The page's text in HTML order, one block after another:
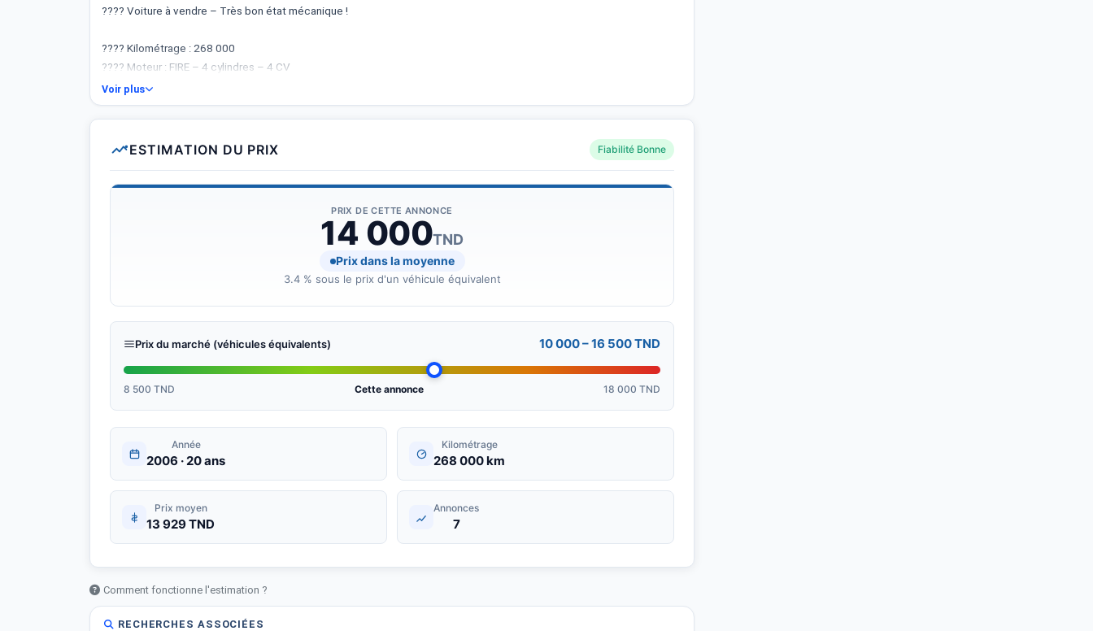
???? Voiture à vendre – Très bon état mécanique !
???? Kilométrage : 268 000
???? Moteur : FIRE – 4 cylindres – 4 CV
???? Équipement :
Direction assistée
Fermeture centrale
Tube d’eau
Radiateur
Bouteille d’eau
4 pneus (moins d’un an)
Marmite + catalyseur
2 têtes de cardan
Voir plus
ESTIMATION DU PRIX Fiabilité Bonne
PRIX DE CETTE ANNONCE
14 000TND
Prix dans la moyenne
3.4 % sous le prix d'un véhicule équivalent
Prix du marché (véhicules équivalents) 10 000 – 16 500 TND
8 500 TND Cette annonce 18 000 TND
Année
2006 · 20 ans
Kilométrage
268 000 km
Prix moyen
13 929 TND
Annonces
7
Comment fonctionne l'estimation ?
RECHERCHES ASSOCIÉES